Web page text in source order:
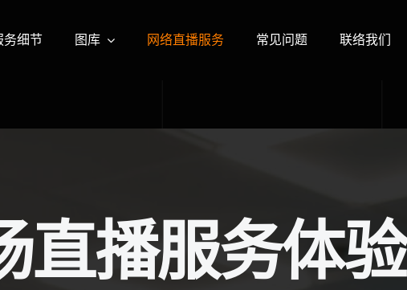
务细节 图库 网络直播服务 常见问题 联络我们
直播服务体验